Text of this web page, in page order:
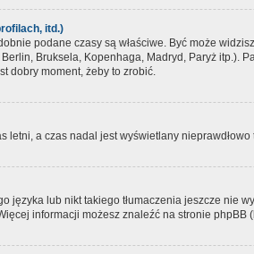
itd.)
podane czasy są właściwe. Być może
Bruksela, Kopenhaga, Madryd, Paryż itp.).
dobry moment, żeby to zrobić.
a czas nadal jest wyświetlany
języka lub nikt takiego tłumaczenia jeszcze nie
informacji możesz znaleźć na stronie phpBB